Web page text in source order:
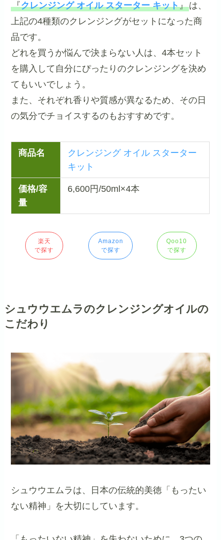
『クレンジング オイル スターター キット』は、
上記の4種類のクレンジングがセットになった商
品です。
どれを買うか悩んで決まらない人は、4本セット
を購入して自分にぴったりのクレンジングを決め
てもいいでしょう。
また、それぞれ香りや質感が異なるため、その日
の気分でチョイスするのもおすすめです。
商品名
クレンジング オイル スターター
キット
価格/容
量
6,600円/50ml×4本
楽天
で探す
Amazon
で探す
Qoo10
で探す
シュウウエムラのクレンジングオイルの
こだわり
シュウウエムラは、日本の伝統的美徳「もったい
ない精神」を大切にしています。